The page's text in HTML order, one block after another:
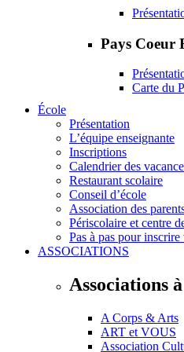
Pays Coeur
Carte du
École
Présentation
L’équipe enseignante
Inscriptions
Calendrier des
Restaurant scolaire
Conseil d’école
Association des
Périscolaire et centre
Pas à pas pour
ASSOCIATIONS
Associations
A Corps & Arts
ART et VOUS
Association